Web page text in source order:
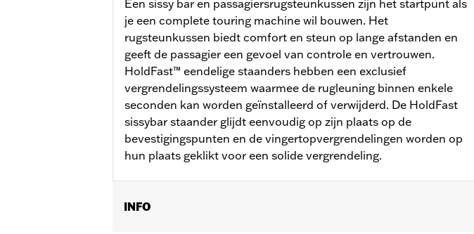
Een sissy bar en passagiersrugsteunkussen zijn het startpunt als
je een complete touring machine wil bouwen. Het
rugsteunkussen biedt comfort en steun op lange afstanden en
geeft de passagier een gevoel van controle en vertrouwen.
HoldFast™ eendelige staanders hebben een exclusief
vergrendelingssysteem waarmee de rugleuning binnen enkele
seconden kan worden geïnstalleerd of verwijderd. De HoldFast
sissybar staander glijdt eenvoudig op zijn plaats op de
bevestigingspunten en de vingertopvergrendelingen worden op
hun plaats geklikt voor een solide vergrendeling.
INFO